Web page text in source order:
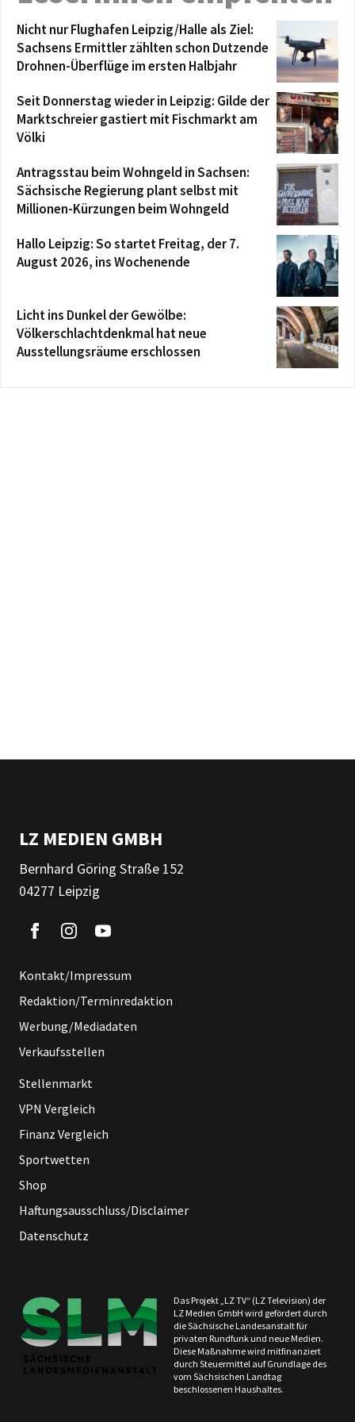
Nicht nur Flughafen Leipzig/Halle als Ziel:
Sachsens Ermittler zählten schon Dutzende
Drohnen-Überflüge im ersten Halbjahr
Seit Donnerstag wieder in Leipzig: Gilde der
Marktschreier gastiert mit Fischmarkt am
Völki
Antragsstau beim Wohngeld in Sachsen:
Sächsische Regierung plant selbst mit
Millionen-Kürzungen beim Wohngeld
Hallo Leipzig: So startet Freitag, der 7.
August 2026, ins Wochenende
Licht ins Dunkel der Gewölbe:
Völkerschlachtdenkmal hat neue
Ausstellungsräume erschlossen
LZ MEDIEN GMBH
Bernhard Göring Straße 152
04277 Leipzig
Kontakt/Impressum
Redaktion/Terminredaktion
Werbung/Mediadaten
Verkaufsstellen
Stellenmarkt
VPN Vergleich
Finanz Vergleich
Sportwetten
Shop
Haftungsausschluss/Disclaimer
Datenschutz
Das Projekt „LZ TV“ (LZ Television) der
LZ Medien GmbH wird gefördert durch
die Sächsische Landesanstalt für
privaten Rundfunk und neue Medien.
Diese Maßnahme wird mitfinanziert
durch Steuermittel auf Grundlage des
vom Sächsischen Landtag
beschlossenen Haushaltes.